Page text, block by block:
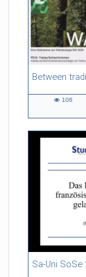
uniCROSS hat
und auf die Teller
54:13 duration
106
Sa-Uni SoSe
46:53 duration